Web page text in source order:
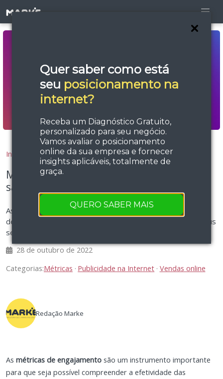
Quer saber como está
seu posicionamento na
internet?
Receba um Diagnóstico Gratuito,
personalizado para seu negócio.
Vamos avaliar o posicionamento
online da sua empresa e fornecer
insights aplicáveis, totalmente de
graça.
QUERO SABER MAIS
Início Blog
Métricas de engajamento: saiba o que
são e veja exemplos
As métricas de engajamento permitem avaliar o
desempenho de uma marca em relação à interação com seus
seguidores. Saiba mais!
28 de outubro de 2022
Categorias:Métricas Publicidade na Internet Vendas online
Redação Marke
As métricas de engajamento são um instrumento importante
para que seja possível compreender a efetividade das